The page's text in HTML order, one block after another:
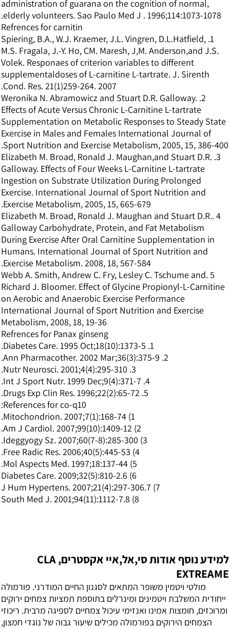
administration of guarana on the cognition of normal,
elderly volunteers. Sao Paulo Med J . 1996;114:1073-1078.
Refrences for carnitin
1. Spiering, B.A., W.J. Kraemer, J.L. Vingren, D.L.Hatfield,
M.S. Fragala, J.-Y. Ho, CM. Maresh, J,M. Anderson,and J.S.
Volek. Responaes of criterion variables to different
supplementaldoses of L-carnitine L-tartrate. J. Sirenth
Cond. Res. 21(1)259-264. 2007.
2. Weronika N. Abramowicz and Stuart D.R. Galloway.
Effects of Acute Versus Chronic L-Carnitine L-tartrate
Supplementation on Metabolic Responses to Steady State
Exercise in Males and Females International Journal of
Sport Nutrition and Exercise Metabolism, 2005, 15, 386-400.
3. Elizabeth M. Broad, Ronald J. Maughan,and Stuart D.R.
Galloway. Effects of Four Weeks L-Carnitine L-tartrate
Ingestion on Substrate Utilization During Prolonged
Exercise. International Journal of Sport Nutrition and
Exercise Metabolism, 2005, 15, 665-679.
4 .Elizabeth M. Broad, Ronald J. Maughan and Stuart D.R.
Galloway Carbohydrate, Protein, and Fat Metabolism
During Exercise After Oral Carnitine Supplementation in
Humans. International Journal of Sport Nutrition and
Exercise Metabolism. 2008, 18, 567-584.
5 .Webb A. Smith, Andrew C. Fry, Lesley C. Tschume and
Richard J. Bloomer. Effect of Glycine Propionyl-L-Carnitine
on Aerobic and Anaerobic Exercise Performance
International Journal of Sport Nutrition and Exercise
Metabolism, 2008, 18, 19-36
Refrences for Panax ginseng
1. Diabetes Care. 1995 Oct;18(10):1373-5.
2. Ann Pharmacother. 2002 Mar;36(3):375-9.
3. Nutr Neurosci. 2001;4(4):295-310.
4. Int J Sport Nutr. 1999 Dec;9(4):371-7.
5. Drugs Exp Clin Res. 1996;22(2):65-72.
References for co-q10:
1) Mitochondrion. 2007;7(1):168-74.
2) Am J Cardiol. 2007;99(10):1409-12.
3) Ideggyogy Sz. 2007;60(7-8):285-300.
4) Free Radic Res. 2006;40(5):445-53.
5) Mol Aspects Med. 1997;18:137-44.
6) Diabetes Care. 2009;32(5):810-2.6
7) J Hum Hypertens. 2007;21(4):297-306.7
8) South Med J. 2001;94(11):1112-7.8
למידע נוסף אודות סי,אל,איי אקסטרים, CLA
EXTREAME
מולטי ויטמין משופר המתאים לסגנון החיים המודרני. פורמולה
ייחודית המשלבת ויטמינים ומינרלים בתוספת תמציות צמחים ירוקים
ומרוכזים, חומצות אמינו ואנזימי עיכול צמחיים לספיגה מרבית. ריכוזי
הצמחים הירוקים בפורמולה מכילים שיעור גבוה של נוגדי חמצון,